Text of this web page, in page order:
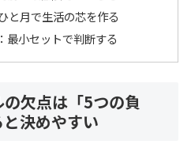
と月で生活の芯を作る
最小セットで判断する
欠点は「5つの負
決めやすい